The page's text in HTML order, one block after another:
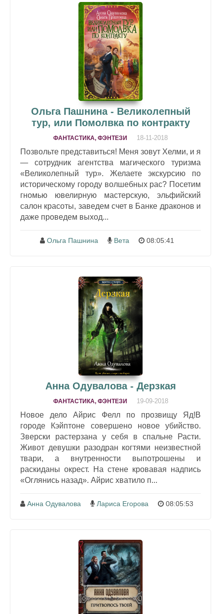
Ольга Пашнина - Великолепный
тур, или Помолвка по контракту
ФАНТАСТИКА, ФЭНТЕЗИ 18-11-2018
Позвольте представиться! Меня зовут Хелми, и я
— сотрудник агентства магического туризма
«Великолепный тур». Желаете экскурсию по
историческому городу волшебных рас? Посетим
гномью ювелирную мастерскую, эльфийский
салон красоты, заведем счет в Банке драконов и
даже проведем выход...
Ольга Пашнина Вета 08:05:41
Анна Одувалова - Дерзкая
ФАНТАСТИКА, ФЭНТЕЗИ 19-09-2018
Новое дело Айрис Фелл по прозвищу Яд!В
городе Кэйптоне совершено новое убийство.
Зверски растерзана у себя в спальне Расти.
Живот девушки разодран когтями неизвестной
твари, а внутренности выпотрошены и
раскиданы окрест. На стене кровавая надпись
«Оглянись назад». Айрис хватило п...
Анна Одувалова Лариса Егорова 08:05:53